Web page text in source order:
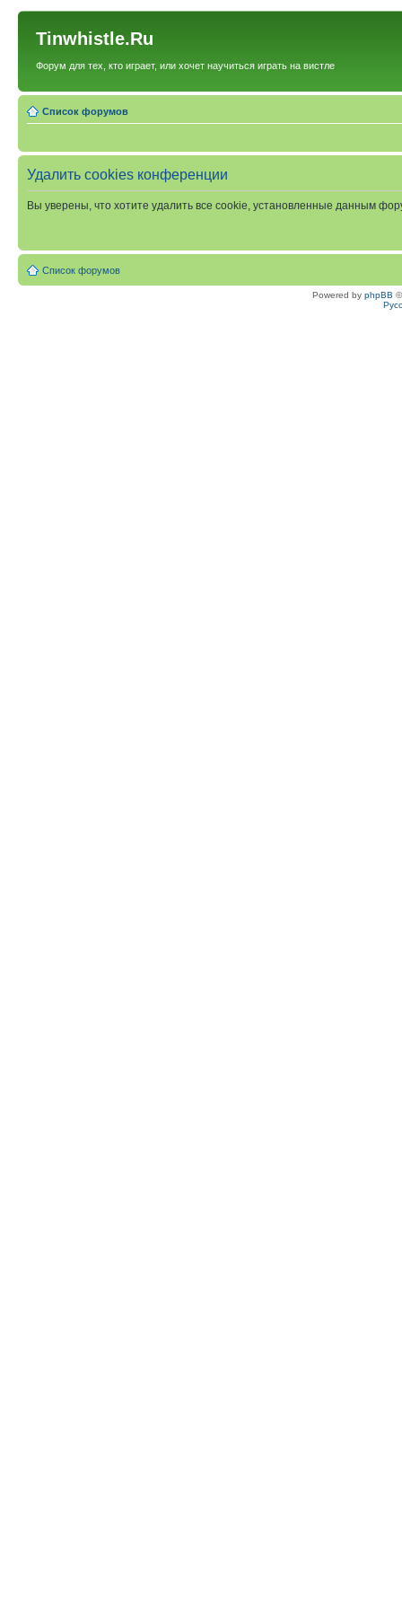
Tinwhistle.Ru
Форум для тех, кто играет, или хочет научиться играть на вистле
Список форумов
Удалить cookies конференции
Вы уверены, что хотите удалить все cookie, установленные данным
Список форумов
Powered by phpBB